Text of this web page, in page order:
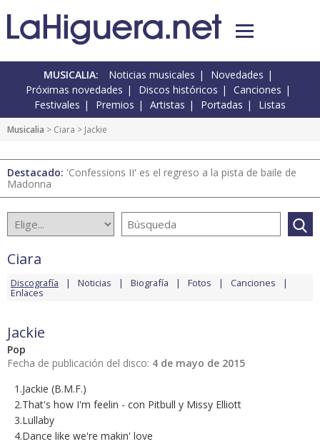
MUSICALIA: Noticias musicales
Novedades
Próximas novedades
Discos históricos
Canciones
Festivales
Premios Artistas Portadas Listas
Musicalia > Ciara > Jackie
Destacado: 'Confessions II' es el regreso a la pista de baile de
Madonna
Ciara
Discografía Noticias Biografía Fotos Canciones
Enlaces
Jackie
Pop
Fecha de publicación del disco: 4 de mayo de 2015
1.Jackie (B.M.F.)
2.That's how I'm feelin - con Pitbull y Missy Elliott
3.Lullaby
4.Dance like we're makin' love